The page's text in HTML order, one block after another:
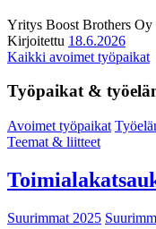
Yritys Boost Brothers Oy
Kirjoitettu 18.6.2026
Kaikki avoimet työpaikat
Työpaikat &
Avoimet työpaikat
Teemat & liitteet
Suurimmat 2025